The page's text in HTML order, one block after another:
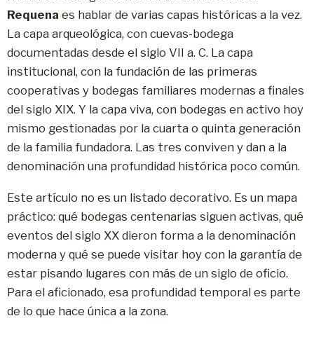
Requena es hablar de varias capas históricas a la vez.
La capa arqueológica, con cuevas-bodega
documentadas desde el siglo VII a. C. La capa
institucional, con la fundación de las primeras
cooperativas y bodegas familiares modernas a finales
del siglo XIX. Y la capa viva, con bodegas en activo hoy
mismo gestionadas por la cuarta o quinta generación
de la familia fundadora. Las tres conviven y dan a la
denominación una profundidad histórica poco común.
Este artículo no es un listado decorativo. Es un mapa
práctico: qué bodegas centenarias siguen activas, qué
eventos del siglo XX dieron forma a la denominación
moderna y qué se puede visitar hoy con la garantía de
estar pisando lugares con más de un siglo de oficio.
Para el aficionado, esa profundidad temporal es parte
de lo que hace única a la zona.